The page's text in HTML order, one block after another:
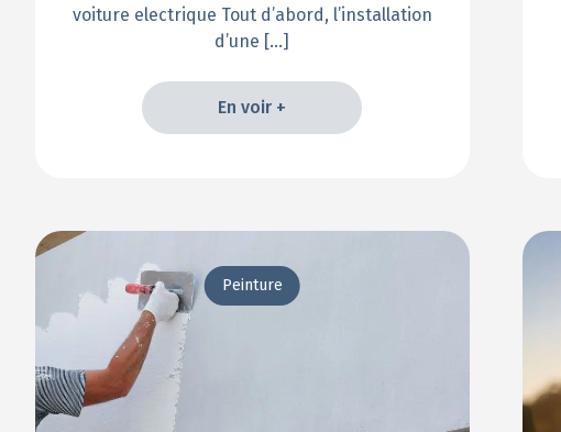
voiture electrique Tout d’abord, l’installation
d’une […]
En voir +
Peinture